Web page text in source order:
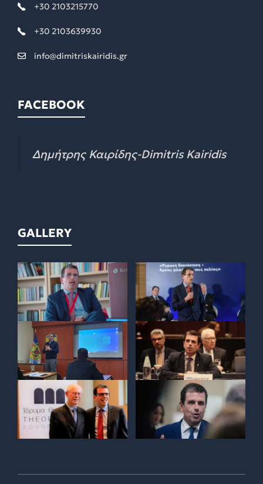
+30 2103215770
+30 2103639930
info@dimitriskairidis.gr
FACEBOOK
Δημήτρης Καιρίδης-Dimitris Kairidis
GALLERY